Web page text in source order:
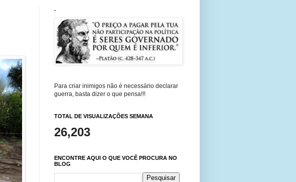
.
Para criar inimigos não é necessário declarar
guerra, basta dizer o que pensa!!!
TOTAL DE VISUALIZAÇÕES SEMANA
26,203
ENCONTRE AQUI O QUE VOCÊ PROCURA NO
BLOG